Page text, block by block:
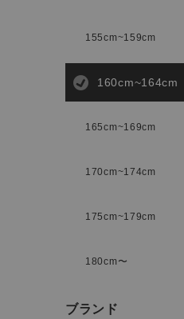
155cm~159cm
160cm~164cm
165cm~169cm
170cm~174cm
175cm~179cm
180cm〜
ブランド